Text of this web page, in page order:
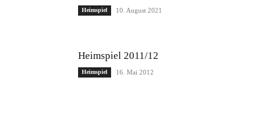
Heimspiel 10. August 2021
Heimspiel 2011/12
Heimspiel 16. Mai 2012